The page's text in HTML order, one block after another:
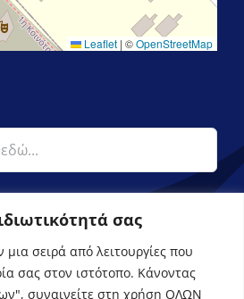
σας
σειρά από λειτουργίες που
σας στον ιστότοπο. Κάνοντας
συναινείτε στη χρήση ΟΛΩΝ
Leaflet | ©OpenStreetMap
φοιτητών